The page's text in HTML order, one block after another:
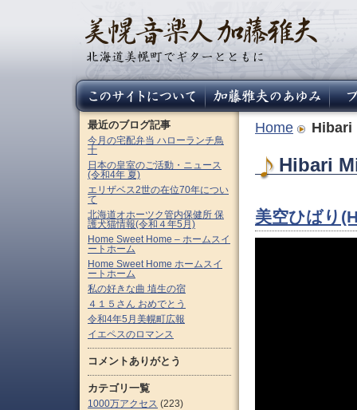
Home Hibari
Hibari
美空ひばり
最近のブログ記事
今月の宅配弁当 ハローランチ鳥
十
日本の皇室のご活動・ニュース
(令和4年 夏)
エリザベス2世の在位70年につい
て
北海道オホーツク管内保健所 保
護犬猫情報(令和４年5月)
Home Sweet Home – ホームスイ
ートホーム
Home Sweet Home ホームスイ
ートホーム
私の好きな曲 埴生の宿
４１５さん おめでとう
令和4年5月美幌町広報
イエペスのロマンス
コメントありがとう
カテゴリ一覧
1000万アクセス (223)